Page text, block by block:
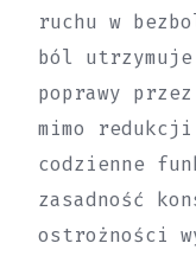
ruchu w
ból
poprawy
mimo
codzienne
zasadność
ostrożności